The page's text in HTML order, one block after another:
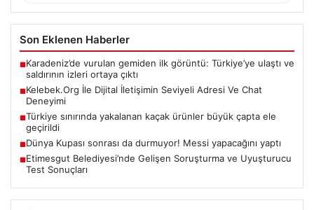
Son Eklenen Haberler
■Karadeniz’de vurulan gemiden ilk görüntü: Türkiye’ye ulaştı ve
saldırının izleri ortaya çıktı
■Kelebek.Org İle Dijital İletişimin Seviyeli Adresi Ve Chat
Deneyimi
■Türkiye sınırında yakalanan kaçak ürünler büyük çapta ele
geçirildi
■Dünya Kupası sonrası da durmuyor! Messi yapacağını yaptı
■Etimesgut Belediyesi’nde Gelişen Soruşturma ve Uyuşturucu
Test Sonuçları